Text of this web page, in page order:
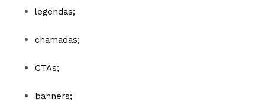
legendas;
chamadas;
CTAs;
banners;